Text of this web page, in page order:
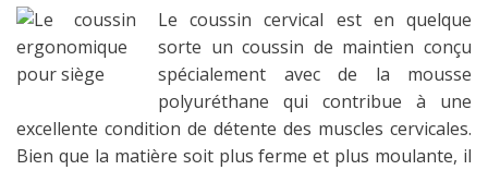
Le coussin cervical est en quelque
sorte un coussin de maintien conçu
spécialement avec de la mousse
polyuréthane qui contribue à une
excellente condition de détente des muscles cervicales.
Bien que la matière soit plus ferme et plus moulante, il